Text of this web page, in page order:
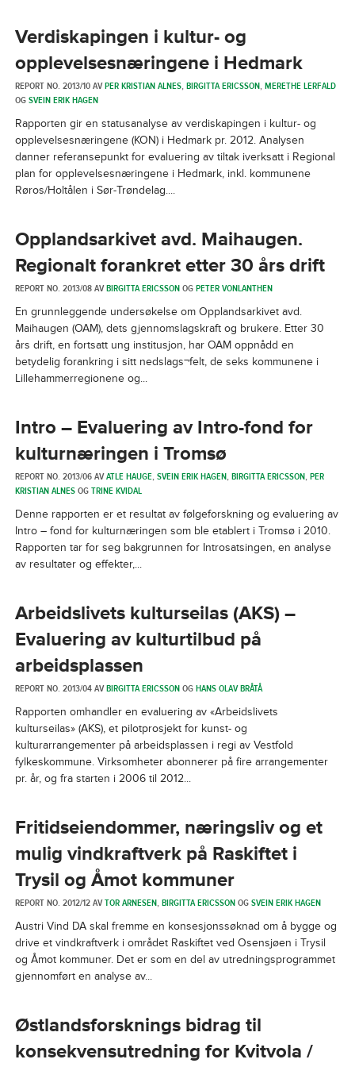
Verdiskapingen i kultur- og
opplevelsesnæringene i Hedmark
REPORT NO. 2013/10 AVPER KRISTIAN ALNES,BIRGITTA ERICSSON,MERETHE LERFALD
OGSVEIN ERIK HAGEN
Rapporten gir en statusanalyse av verdiskapingen i kultur- og
opplevelsesnæringene (KON) i Hedmark pr. 2012. Analysen
danner referansepunkt for evaluering av tiltak iverksatt i Regional
plan for opplevelsesnæringene i Hedmark, inkl. kommunene
Røros/Holtålen i Sør-Trøndelag....
Opplandsarkivet avd. Maihaugen.
Regionalt forankret etter 30 års drift
REPORT NO. 2013/08 AVBIRGITTA ERICSSONOGPETER VONLANTHEN
En grunnleggende undersøkelse om Opplandsarkivet avd.
Maihaugen (OAM), dets gjennomslagskraft og brukere. Etter 30
års drift, en fortsatt ung institusjon, har OAM oppnådd en
betydelig forankring i sitt nedslags¬felt, de seks kommunene i
Lillehammerregionene og...
Intro – Evaluering av Intro-fond for
kulturnæringen i Tromsø
REPORT NO. 2013/06 AVATLE HAUGE,SVEIN ERIK HAGEN,BIRGITTA ERICSSON,PER
KRISTIAN ALNESOGTRINE KVIDAL
Denne rapporten er et resultat av følgeforskning og evaluering av
Intro – fond for kulturnæringen som ble etablert i Tromsø i 2010.
Rapporten tar for seg bakgrunnen for Introsatsingen, en analyse
av resultater og effekter,...
Arbeidslivets kulturseilas (AKS) –
Evaluering av kulturtilbud på
arbeidsplassen
REPORT NO. 2013/04 AVBIRGITTA ERICSSONOGHANS OLAV BRÅTÅ
Rapporten omhandler en evaluering av «Arbeidslivets
kulturseilas» (AKS), et pilotprosjekt for kunst- og
kulturarrangementer på arbeidsplassen i regi av Vestfold
fylkeskommune. Virksomheter abonnerer på fire arrangementer
pr. år, og fra starten i 2006 til 2012...
Fritidseiendommer, næringsliv og et
mulig vindkraftverk på Raskiftet i
Trysil og Åmot kommuner
REPORT NO. 2012/12 AVTOR ARNESEN,BIRGITTA ERICSSONOGSVEIN ERIK HAGEN
Austri Vind DA skal fremme en konsesjonssøknad om å bygge og
drive et vindkraftverk i området Raskiftet ved Osensjøen i Trysil
og Åmot kommuner. Det er som en del av utredningsprogrammet
gjennomført en analyse av...
Østlandsforsknings bidrag til
konsekvensutredning for Kvitvola /